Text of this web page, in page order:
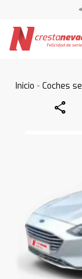
Inicio -Coches
Share